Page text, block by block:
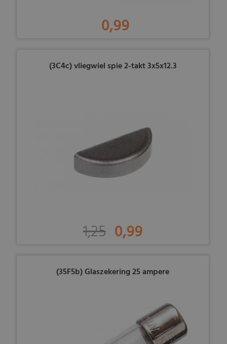
0,99
(3C4c) vliegwiel spie 2-takt 3x5x12.3
1,25 0,99
(35F5b) Glaszekering 25 ampere